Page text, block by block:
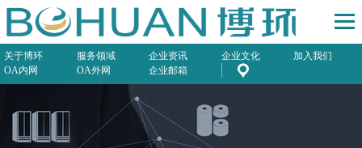
关于博环 服务领域 企业资讯 企业文化
加入我们
OA内网
OA外网 企业邮箱